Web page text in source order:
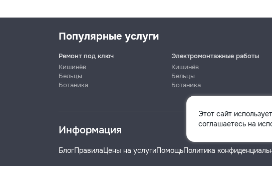
Этот сайт использует
соглашаетесь на
Популярные услуги
Ремонт под ключ
Кишинёв
Бельцы
Ботаника
Электромонтажные работы
Кишинёв
Бельцы
Ботаника
Информация
БлогПравилаЦены на услугиПомощьПолитика